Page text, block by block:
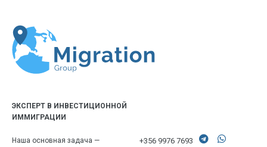
ЭКСПЕРТ В ИНВЕСТИЦИОННОЙ
ИММИГРАЦИИ
Наша основная задача —
+356 9976 7693